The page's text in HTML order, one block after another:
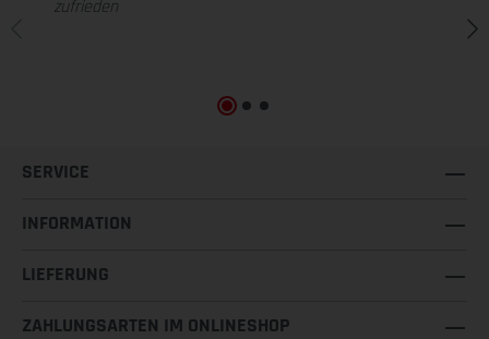
zufrieden
SERVICE
INFORMATION
LIEFERUNG
ZAHLUNGSARTEN IM ONLINESHOP